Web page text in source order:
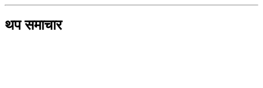
थप समाचार